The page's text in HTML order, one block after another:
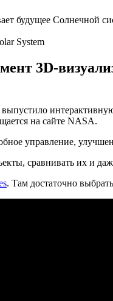
System
3D-
на сайте NASA.
управление,
сравнивать их и
. Там достаточно